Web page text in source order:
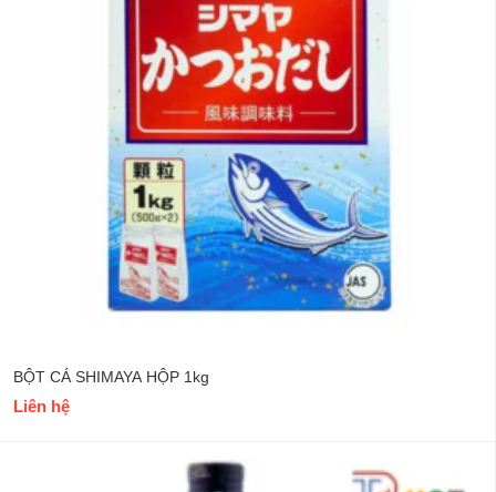
BỘT CÁ SHIMAYA HỘP 1kg
Liên hệ